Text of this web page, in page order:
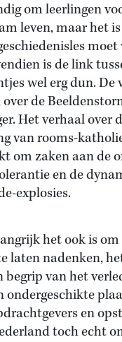
om leerlingen
leven, maar het
is de link
wel erg dun. De
over de
Het verhaal over
van rooms-
om zaken aan de
en de
explosies.
het ook is
laten nadenken,
begrip van het
ondergeschikte
en
toch echt